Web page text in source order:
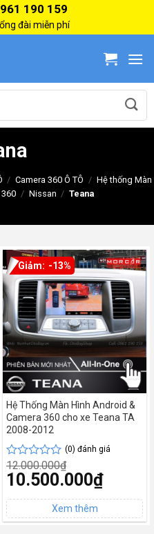
190 159
đài miễn phí
/ Camera 360 Ô TÔ / Hệ thống Màn
/ Nissan / Teana
-13%
Hệ Thống Màn Hình Android &
Camera 360 cho xe Teana TA
2008-2012
Được
xếp
hạng
0
5
sao
(0) đánh giá
12.000.000₫
Giá
gốc
12.000.000₫.
10.500.000₫
hiện
tại
là: